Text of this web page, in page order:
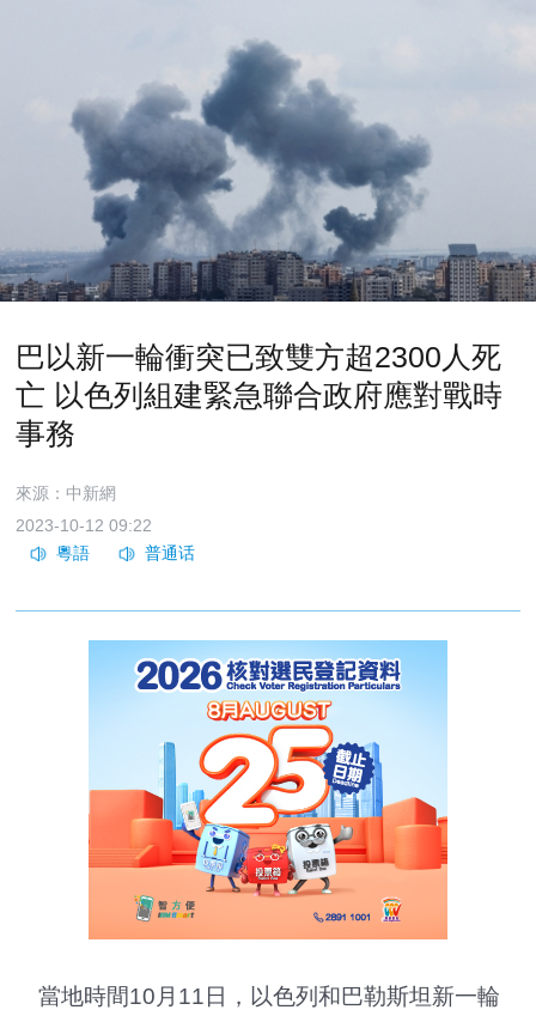
巴以新一輪衝突已致雙方超2300人死
亡 以色列組建緊急聯合政府應對戰時
事務
來源：中新網
2023-10-12 09:22
當地時間10月11日，以色列和巴勒斯坦新一輪